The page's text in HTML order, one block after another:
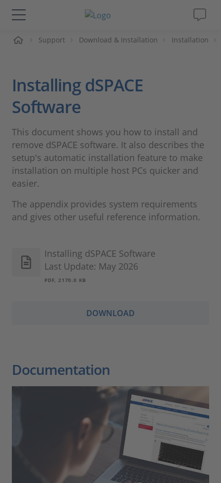
Lösungen & Produkte
Videos
Magazin
Unternehmen
Karriere
Support Download & Installation Installation
Installing dSPACE
Software
This document shows you how to install and
remove dSPACE software. It also describes the
setup's automatic installation feature to make
installation on multiple host PCs quicker and
easier.
The appendix provides system requirements
and gives other useful reference information.
Installing dSPACE Software
Last Update: May 2026
PDF, 2170.0 KB
DOWNLOAD
Documentation